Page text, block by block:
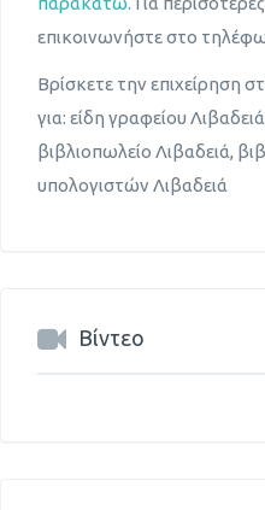
επικοινωνήστε στο
Βρίσκετε την επιχείρηση
για: είδη γραφείου
βιβλιοπωλείο Λιβαδειά,
υπολογιστών Λιβαδειά
Βίντεο